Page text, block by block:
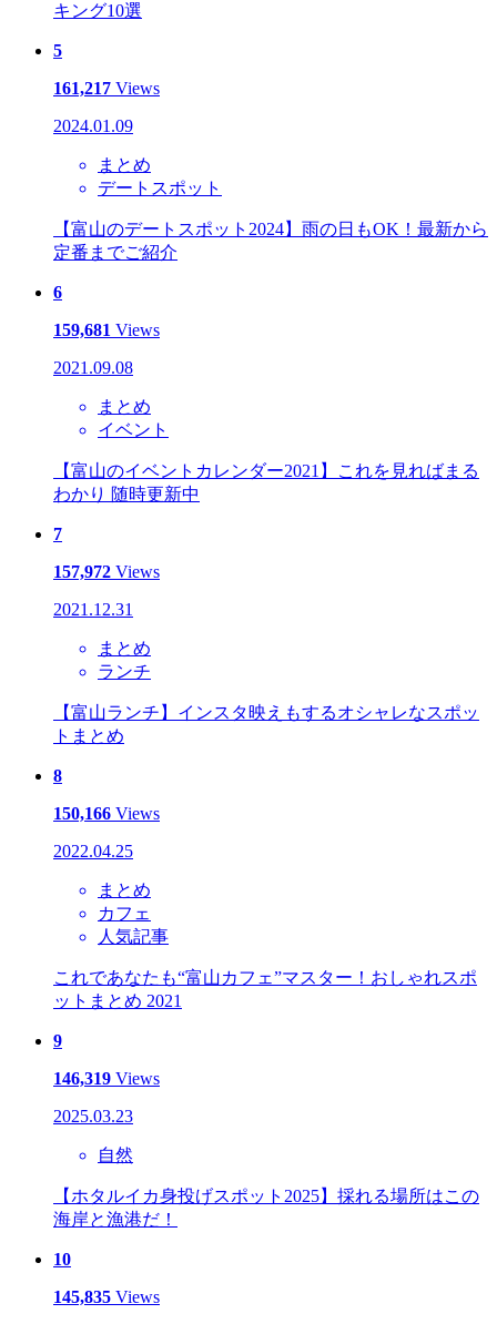
キング10選
5
161,217 Views
2024.01.09
まとめ
デートスポット
【富山のデートスポット2024】雨の日もOK！最新から
定番までご紹介
6
159,681 Views
2021.09.08
まとめ
イベント
【富山のイベントカレンダー2021】これを見ればまる
わかり 随時更新中
7
157,972 Views
2021.12.31
まとめ
ランチ
【富山ランチ】インスタ映えもするオシャレなスポッ
トまとめ
8
150,166 Views
2022.04.25
まとめ
カフェ
人気記事
これであなたも“富山カフェ”マスター！おしゃれスポ
ットまとめ 2021
9
146,319 Views
2025.03.23
自然
【ホタルイカ身投げスポット2025】採れる場所はこの
海岸と漁港だ！
10
145,835 Views